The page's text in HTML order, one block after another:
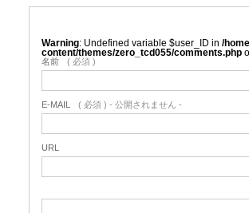
Warning : Undefined variable $user_ID in /
content/themes/zero_tcd055/comments.php
名前 ( 必須 )
E-MAIL ( 必須 ) - 公開されません -
URL